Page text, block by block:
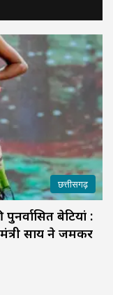
छत्तीसगढ़
बेटियां :
साय ने जमकर